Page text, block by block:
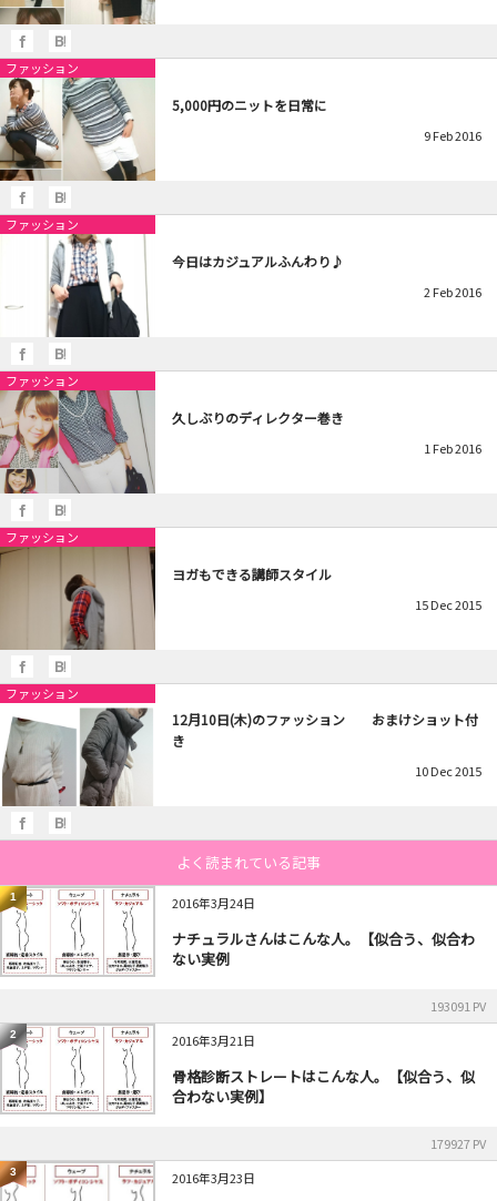
ファッション
5,000円のニットを日常に
9Feb2016
ファッション
今日はカジュアルふんわり♪
2 Feb2016
ファッション
久しぶりのディレクター巻き
1 Feb2016
ファッション
ヨガもできる講師スタイル
15Dec2015
ファッション
12月10日(木)のファッション おまけショット付
き
10Dec2015
よく読まれている記事
1 2016年3月24日
ナチュラルさんはこんな人。【似合う、似合わ
ない実例
193091 PV
2 2016年3月21日
骨格診断ストレートはこんな人。【似合う、似
合わない実例】
179927 PV
3 2016年3月23日